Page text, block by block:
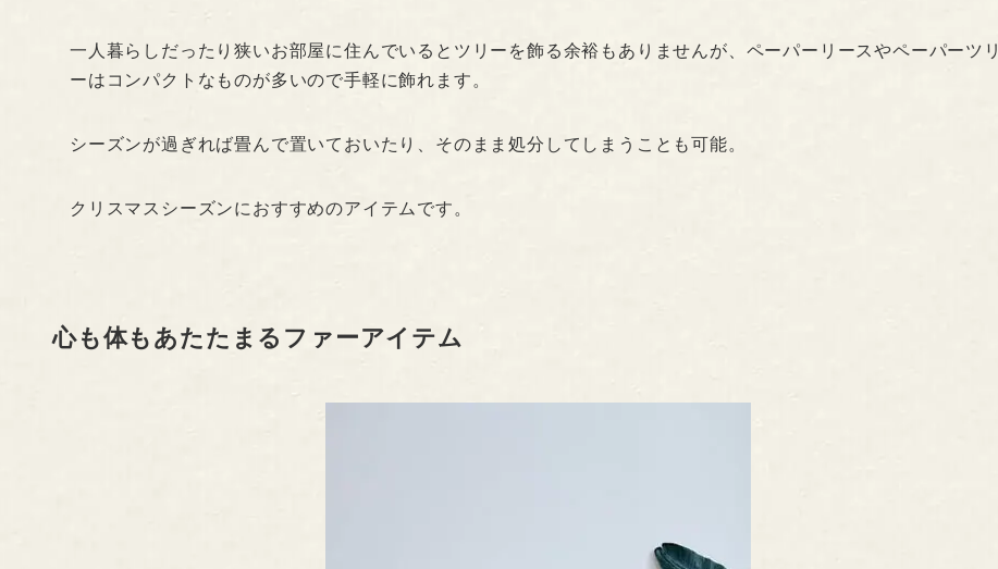
一人暮らしだったり狭いお部屋に住んでいるとツリーを飾る余裕もありませんが、ペーパーリースやペーパーツリ
ーはコンパクトなものが多いので手軽に飾れます。
シーズンが過ぎれば畳んで置いておいたり、そのまま処分してしまうことも可能。
クリスマスシーズンにおすすめのアイテムです。
心も体もあたたまるファーアイテム